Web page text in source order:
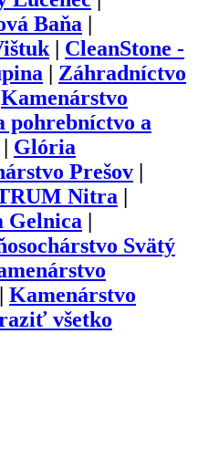
Baňa
| CleanStone -
Záhradníctvo
Kamenárstvo
pohrebníctvo a
Glória
Prešov
Nitra
Gelnica
Svätý
Kamenárstvo
všetko